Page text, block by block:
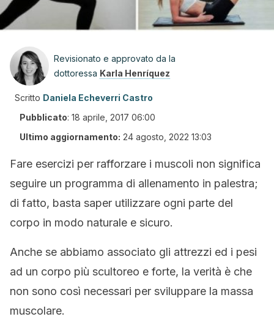
Revisionato e approvato da la
dottoressa Karla Henríquez
Scritto Daniela Echeverri Castro
Pubblicato: 18 aprile, 2017 06:00
Ultimo aggiornamento: 24 agosto, 2022 13:03
Fare esercizi per rafforzare i muscoli non significa
seguire un programma di allenamento in palestra;
di fatto, basta saper utilizzare ogni parte del
corpo in modo naturale e sicuro.
Anche se abbiamo associato gli attrezzi ed i pesi
ad un corpo più scultoreo e forte, la verità è che
non sono così necessari per sviluppare la massa
muscolare.